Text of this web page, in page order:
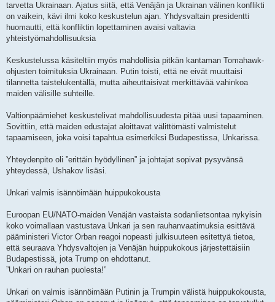
tarvetta Ukrainaan. Ajatus siitä, että Venäjän ja Ukrainan välinen konflikti
on vaikein, kävi ilmi koko keskustelun ajan. Yhdysvaltain presidentti
huomautti, että konfliktin lopettaminen avaisi valtavia
yhteistyömahdollisuuksia
Keskustelussa käsiteltiin myös mahdollisia pitkän kantaman Tomahawk-
ohjusten toimituksia Ukrainaan. Putin toisti, että ne eivät muuttaisi
tilannetta taistelukentällä, mutta aiheuttaisivat merkittävää vahinkoa
maiden välisille suhteille.
Valtionpäämiehet keskustelivat mahdollisuudesta pitää uusi tapaaminen.
Sovittiin, että maiden edustajat aloittavat välittömästi valmistelut
tapaamiseen, joka voisi tapahtua esimerkiksi Budapestissa, Unkarissa.
Yhteydenpito oli ”erittäin hyödyllinen” ja johtajat sopivat pysyvänsä
yhteydessä, Ushakov lisäsi.
Unkari valmis isännöimään huippukokousta
Euroopan EU/NATO-maiden Venäjän vastaista sodanlietsontaa nykyisin
koko voimallaan vastustava Unkari ja sen rauhanvaatimuksia esittävä
pääministeri Victor Orban reagoi nopeasti julkisuuteen esitettyä tietoa,
että seuraava Yhdysvaltojen ja Venäjän huippukokous järjestettäisiin
Budapestissä, jota Trump on ehdottanut.
”Unkari on rauhan puolesta!”
Unkari on valmis isännöimään Putinin ja Trumpin välistä huippukokousta,